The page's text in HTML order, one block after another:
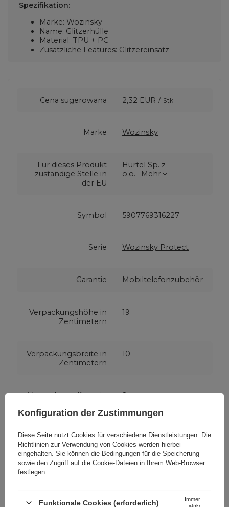
Spezifikation:
Marke: Wozinsky
Name: Glitzerhülle
Material: TPU + PC
Zusätzliche Features: Glitzereinsatz
Cena sugerowana 2,32 EUR / Stk
Marke Wozinsky
Für dieses Produkt
zuständige Stelle in
der EU
Hurtel Sp. z
o.o.
Mehr
Symbol 5907769316227
Serie Wozinsky Protect
Garantie Mobiltelefonzubehör
Verpackungshöhe in
Zentimetern
19
Verpackungsbreite in
Zentimetern
10
Verpackungslänge in
2
Kompatibilität -
Gerätemodell
Xiaomi Redmi Note
9T
Konfiguration der Zustimmungen
Diese Seite nutzt Cookies für verschiedene Dienstleistungen. Die
Richtlinien zur Verwendung von Cookies werden hierbei
eingehalten. Sie können die Bedingungen für die Speicherung
sowie den Zugriff auf die Cookie-Dateien in Ihrem Web-Browser
festlegen.
Funktionale Cookies (erforderlich)
Immer